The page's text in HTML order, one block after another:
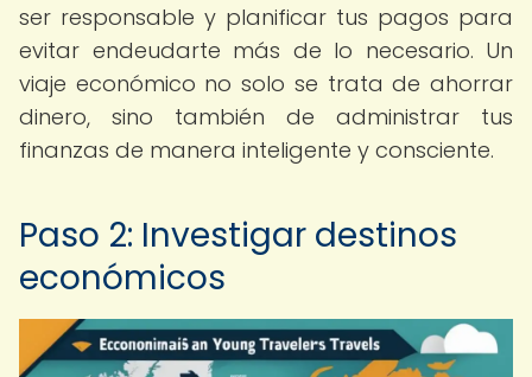
ser responsable y planificar tus pagos para
evitar endeudarte más de lo necesario. Un
viaje económico no solo se trata de ahorrar
dinero, sino también de administrar tus
finanzas de manera inteligente y consciente.
Paso 2: Investigar destinos
económicos